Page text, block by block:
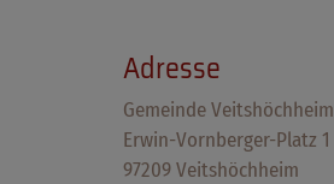
Adresse
Gemeinde Veitshöchheim
Erwin-Vornberger-Platz 1
97209 Veitshöchheim